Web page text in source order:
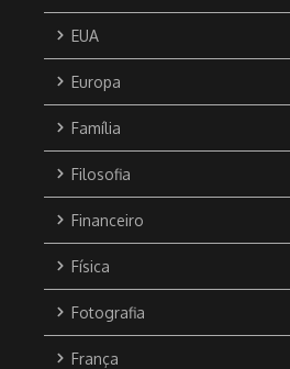
EUA
Europa
Família
Filosofia
Financeiro
Física
Fotografia
França